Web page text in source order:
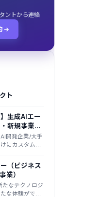
ントから連絡
ト
生成AIエー
新規事業立
体・フルフ
開発企業/大手
にカスタムAI
（ビジネス
業）
たなテクノロジ
な体験ができ